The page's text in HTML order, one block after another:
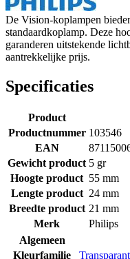
De Vision-koplampen
standaardkoplamp. Deze
garanderen uitstekende
aantrekkelijke prijs.
Specificaties
Product
Productnummer 103546
EAN
Gewicht product 5 gr
Hoogte product 55 mm
Lengte product 24 mm
Breedte product 21 mm
Merk
Philips
Algemeen
Kleurfamilie
Transparant